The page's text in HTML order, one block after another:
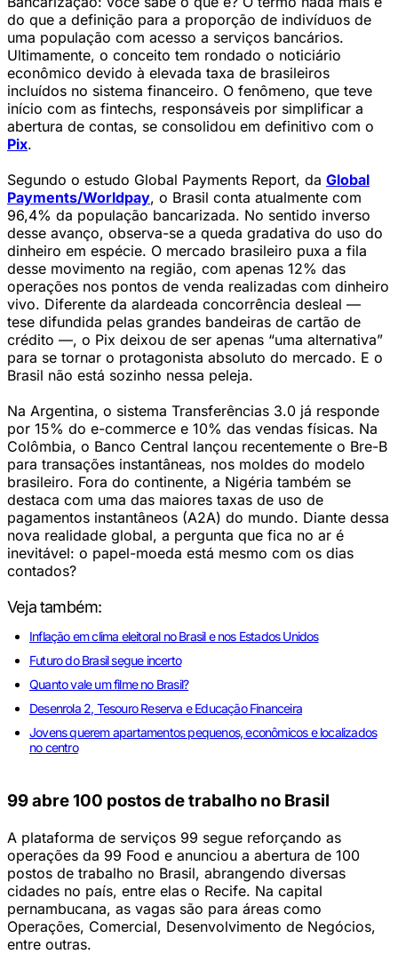
do que a definição para a proporção de indivíduos de
uma população com acesso a serviços bancários.
Ultimamente, o conceito tem rondado o noticiário
econômico devido à elevada taxa de brasileiros
incluídos no sistema financeiro. O fenômeno, que teve
início com as fintechs, responsáveis por simplificar a
abertura de contas, se consolidou em definitivo com o
Pix.
Segundo o estudo Global Payments Report, da Global
Payments/Worldpay, o Brasil conta atualmente com
96,4% da população bancarizada. No sentido inverso
desse avanço, observa-se a queda gradativa do uso do
dinheiro em espécie. O mercado brasileiro puxa a fila
desse movimento na região, com apenas 12% das
operações nos pontos de venda realizadas com dinheiro
vivo. Diferente da alardeada concorrência desleal —
tese difundida pelas grandes bandeiras de cartão de
crédito —, o Pix deixou de ser apenas “uma alternativa”
para se tornar o protagonista absoluto do mercado. E o
Brasil não está sozinho nessa peleja.
Na Argentina, o sistema Transferências 3.0 já responde
por 15% do e-commerce e 10% das vendas físicas. Na
Colômbia, o Banco Central lançou recentemente o Bre-B
para transações instantâneas, nos moldes do modelo
brasileiro. Fora do continente, a Nigéria também se
destaca com uma das maiores taxas de uso de
pagamentos instantâneos (A2A) do mundo. Diante dessa
nova realidade global, a pergunta que fica no ar é
inevitável: o papel-moeda está mesmo com os dias
contados?
Veja também:
Inflação em clima eleitoral no Brasil e nos Estados Unidos
Futuro do Brasil segue incerto
Quanto vale um filme no Brasil?
Desenrola 2, Tesouro Reserva e Educação Financeira
Jovens querem apartamentos pequenos, econômicos e localizados
no centro
99 abre 100 postos de trabalho no Brasil
A plataforma de serviços 99 segue reforçando as
operações da 99 Food e anunciou a abertura de 100
postos de trabalho no Brasil, abrangendo diversas
cidades no país, entre elas o Recife. Na capital
pernambucana, as vagas são para áreas como
Operações, Comercial, Desenvolvimento de Negócios,
entre outras.